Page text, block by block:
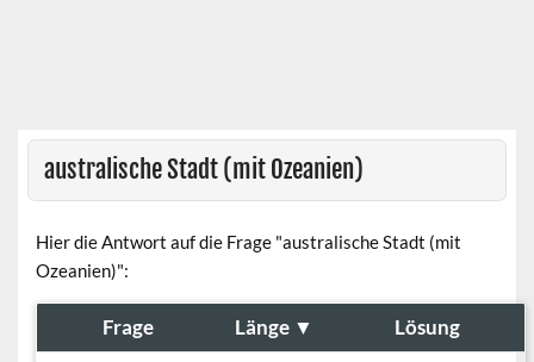
australische Stadt (mit Ozeanien)
Hier die Antwort auf die Frage "australische Stadt (mit
Ozeanien)":
Frage Länge ▼ Lösung